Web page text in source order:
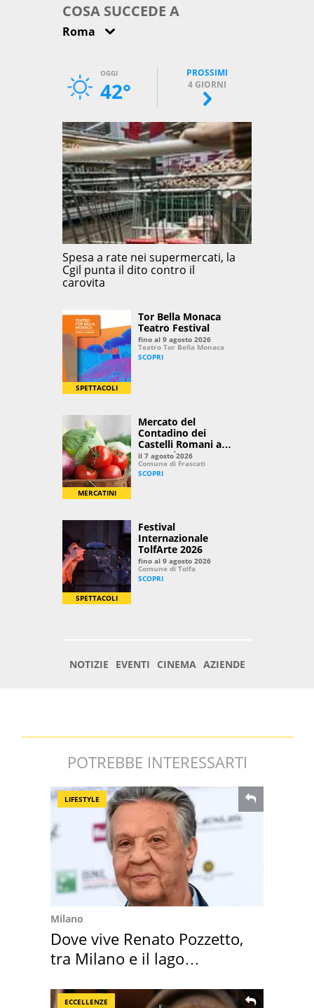
POTREBBE INTERESSARTI
LIFESTYLE
Milano
Dove vive Renato Pozzetto,
tra Milano e il lago
ECCELLENZE